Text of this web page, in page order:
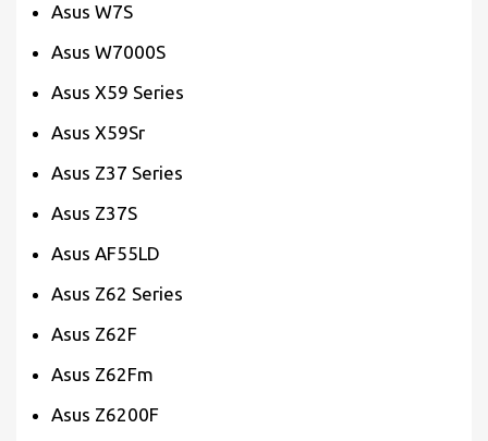
Asus W7S
Asus W7000S
Asus X59 Series
Asus X59Sr
Asus Z37 Series
Asus Z37S
Asus AF55LD
Asus Z62 Series
Asus Z62F
Asus Z62Fm
Asus Z6200F